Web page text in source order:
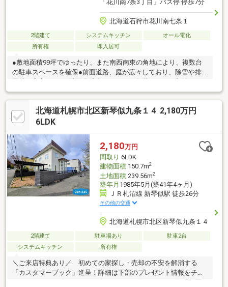
「花川南7条3丁目」バス停 停歩7分
北海道石狩市花川南七条１
2階建て システムキッチン
オール電化
所有権
即入居可
●敷地面積99坪でゆったり、また南西南東の角地により、複数台
の駐車スペースを確保●前面道路、庭が広々しており、除雪や排
ースが豊富で、2世帯やお子様の多いファミリーにもおすすめ●複
合施設パストラル花川やコンビニ等が５００ｍ以内にあり、利便
性の高いエリア●火災保険がお得な省令準耐火仕様●タマホーム施
工、大地の家シリーズ
北海道札幌市北区新琴似九条１４ 2,180万円
6LDK
2,180万円
間取り 6LDK
建物面積150.7m2
土地面積239.56m2
築年月 1985年5月(築41年4ヶ月)
ＪＲ札沼線 新琴似駅 徒歩26分
その他の交通
北海道札幌市北区新琴似九条１４
2階建て 駐車場あり
駐車2台
システムキッチン
所有権
＼ご来店特典あり／ 初めての家探し・売却の不安を解消する
「カスタマーブック」進呈！詳細は下部のプレゼント情報をチェ